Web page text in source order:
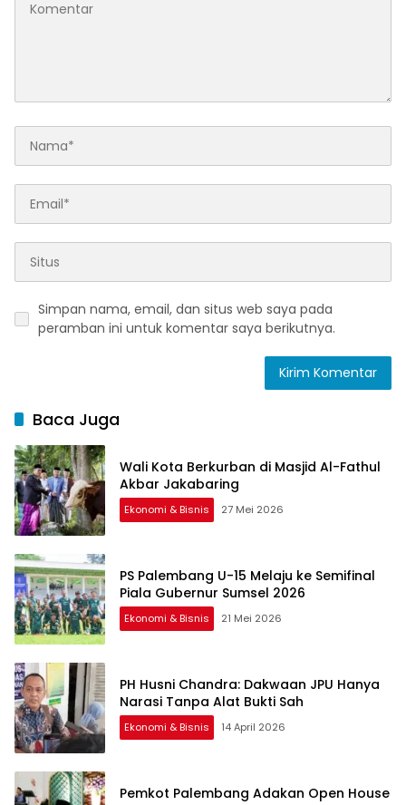
Simpan nama, email, dan situs web saya pada
peramban ini untuk komentar saya berikutnya.
Baca Juga
Wali Kota Berkurban di Masjid Al-Fathul
Akbar Jakabaring
Ekonomi & Bisnis 27 Mei 2026
PS Palembang U-15 Melaju ke Semifinal
Piala Gubernur Sumsel 2026
Ekonomi & Bisnis 21 Mei 2026
PH Husni Chandra: Dakwaan JPU Hanya
Narasi Tanpa Alat Bukti Sah
Ekonomi & Bisnis 14 April 2026
Pemkot Palembang Adakan Open House